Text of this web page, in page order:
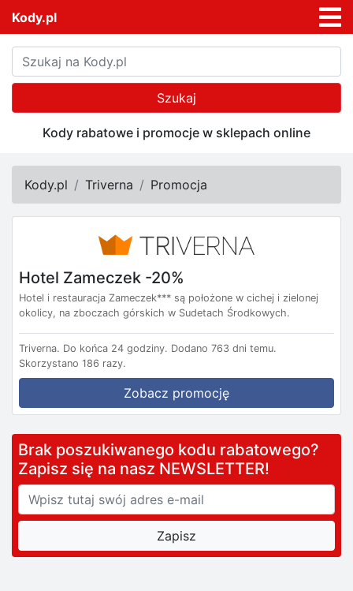
Kody.pl
Szukaj
Kody rabatowe i promocje w sklepach online
Kody.pl Triverna Promocja
Hotel Zameczek -20%
Hotel i restauracja Zameczek*** są położone w cichej i zielonej
okolicy, na zboczach górskich w Sudetach Środkowych.
Triverna. Do końca 24 godziny. Dodano 763 dni temu.
Skorzystano 186 razy.
Zobacz promocję
Brak poszukiwanego kodu rabatowego?
Zapisz się na nasz NEWSLETTER!